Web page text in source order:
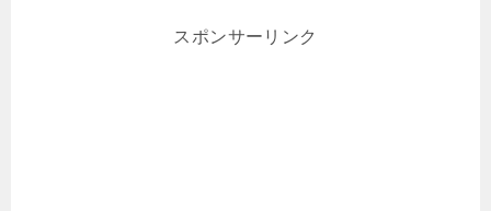
スポンサーリンク